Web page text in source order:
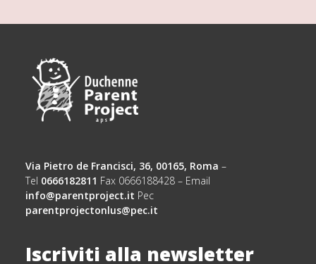
Via Pietro de Francisci, 36, 00165, Roma –
Tel 0666182811 Fax 0666188428 – Email
info@parentproject.it Pec
parentprojectonlus@pec.it
Iscriviti alla newsletter